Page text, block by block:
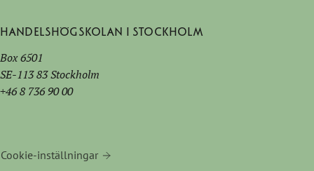
Handelshögskolan i Stockholm
Box 6501
SE-113 83 Stockholm
+46 8 736 90 00
Cookie-inställningar